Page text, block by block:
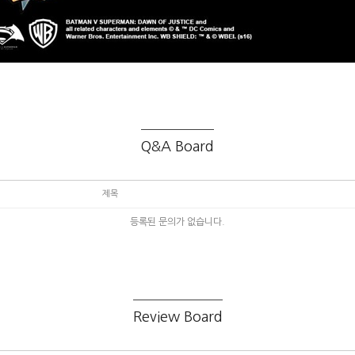
Q&A Board
제목
등록된 문의가 없습니다.
Review Board